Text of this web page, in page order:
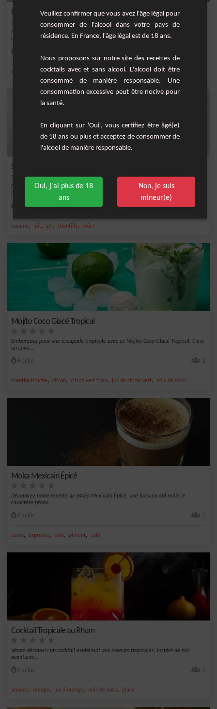
Chocolat Chaud Gourmand au Chocolat Noir
Plongez dans la douceur hivernale avec ce délicieux cocktail au chocolat noir. Les
note...
sucre ,sel,cola, cacao
Smoothie noix de pécan et au caramel
Découvrez la douceur de l'automne dans un verre avec ce smoothie exquis mêlant
les save...
Facile
banane, lait, sel , chantilly, mûre
Mojito Coco Glacé Tropical
Embarquez pour une escapade tropicale avec ce Mojito Coco Glacé Tropical. C'est
un savo...
Facile 2
menthe fraîche, citron, citron vert frais, jus de citron vert, noix de coco
Moka Mexicain Épicé
Découvrez notre recette de Moka Mexicain Épicé, une boisson qui mêle le
caractère prono...
Facile 1
sucre, expresso, cola, piment, café
Cocktail Tropicale au Rhum
Venez découvrir un cocktail exubérant aux saveurs tropicales, inspiré de nos
aventures...
Facile 1
ananas, orange, jus d'orange, noix de coco, glace
Veuillez confirmer que vous avez l'âge légal pour
consommer de l'alcool dans votre pays de
résidence. En France, l'âge légal est de 18 ans.
Nous proposons sur notre site des recettes de
cocktails avec et sans alcool. L'alcool doit être
consommé de manière responsable. Une
consommation excessive peut être nocive pour
la santé.
En cliquant sur 'Oui', vous certifiez être âgé(e)
de 18 ans ou plus et acceptez de consommer de
l'alcool de manière responsable.
Oui, j'ai plus de 18
ans
Non, je suis
mineur(e)